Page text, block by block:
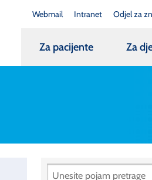
Webmail Intranet Odjel za
Za pacijente Za